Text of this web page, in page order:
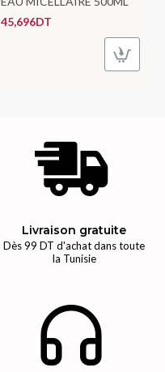
45,696DT
Livraison gratuite
Dès 99 DT d'achat dans toute
la Tunisie